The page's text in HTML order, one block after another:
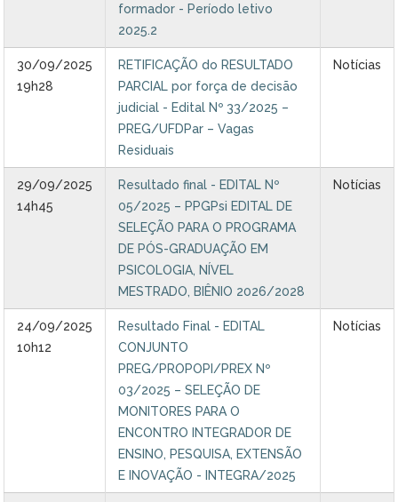
Secretaria-Geral da Presidência da República
Gabinete de Segurança Institucional
Advocacia-Geral da União
Banco Central do Brasil
formador - Período letivo
2025.2
30/09/2025
19h28
RETIFICAÇÃO do RESULTADO
PARCIAL por força de decisão
judicial - Edital Nº 33/2025 –
PREG/UFDPar – Vagas
Residuais
Notícias
29/09/2025
14h45
Resultado final - EDITAL Nº
05/2025 – PPGPsi EDITAL DE
SELEÇÃO PARA O PROGRAMA
DE PÓS-GRADUAÇÃO EM
PSICOLOGIA, NÍVEL
MESTRADO, BIÊNIO 2026/2028
Notícias
24/09/2025
10h12
Resultado Final - EDITAL
CONJUNTO
PREG/PROPOPI/PREX Nº
03/2025 – SELEÇÃO DE
MONITORES PARA O
ENCONTRO INTEGRADOR DE
ENSINO, PESQUISA, EXTENSÃO
E INOVAÇÃO - INTEGRA/2025
Notícias